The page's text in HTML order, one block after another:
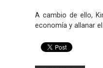
A cambio de ello,
economía y allanar